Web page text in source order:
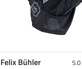
Felix Bühler 5.0